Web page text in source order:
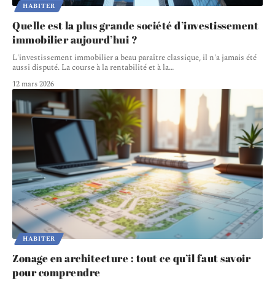
HABITER
Quelle est la plus grande société d’investissement
immobilier aujourd’hui ?
L'investissement immobilier a beau paraître classique, il n'a jamais été
aussi disputé. La course à la rentabilité et à la…
12 mars 2026
HABITER
Zonage en architecture : tout ce qu’il faut savoir
pour comprendre